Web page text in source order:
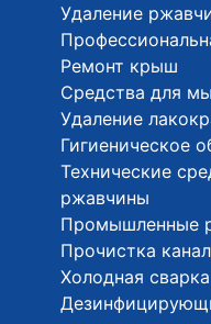
Удаление
Ремонт крыш
Средства для
Удаление
Гигиеническое
Технические
ржавчины
Промышленные
Прочистка
Холодная сварка